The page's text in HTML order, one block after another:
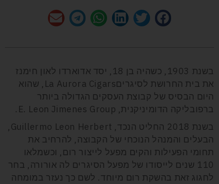
בשנת 1903, כשהיה בן 18, יסד אדוארדו לאון חימנז
את בית החרושת לסיגריםLa Aurora Cigars, שהוא
היום הבסיס של קבוצת העסקים הגדולה ביותר
ברפובליקה הדומיניקנית, E. Leon Jimenes Group.
בשנת 2018 החליט הנכד, Guillermo Leon Herbert,
הבעלים והמנהל הנוכחי של הקבוצה, להרחיב את
תחומי הפעילות והקים מפעל לייצור רום, וכשמלאו
110 שנים לייסודו של מפעל הסיגרים לה אורורה, בחר
לחגוג זאת בהשקת רום מיוחד. לשם כך נעזר במומחה